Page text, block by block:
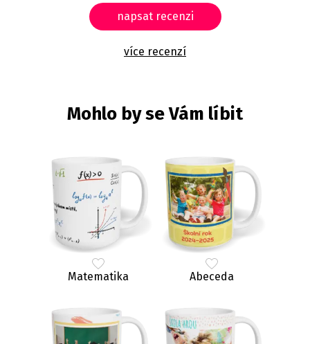
napsat recenzi
více recenzí
Mohlo by se Vám líbit
Matematika Abeceda